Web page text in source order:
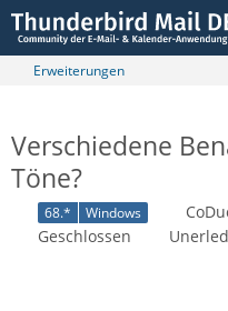
Erweiterungen
Verschiedene
Töne?
68.* Windows
Geschlossen